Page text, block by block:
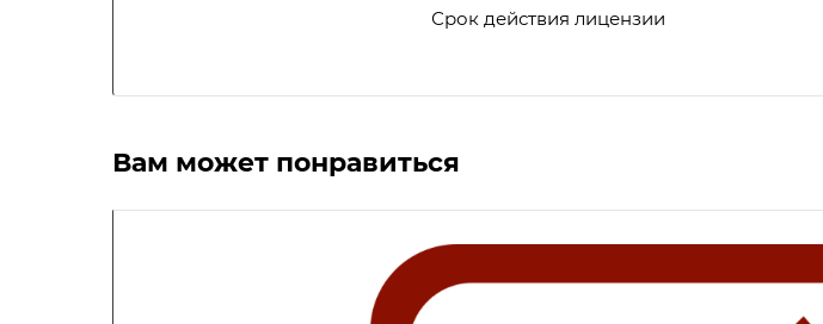
Срок действия лицензии
Вам может понравиться